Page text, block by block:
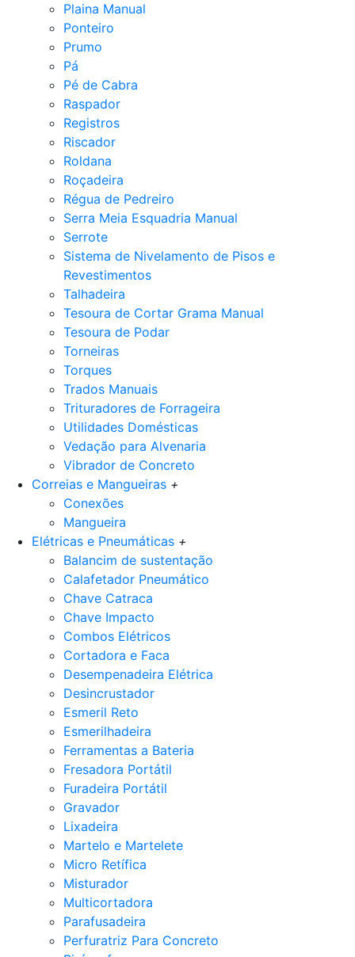
Plaina Manual
Ponteiro
Prumo
Pá
Pé de Cabra
Raspador
Registros
Riscador
Roldana
Roçadeira
Régua de Pedreiro
Serra Meia Esquadria Manual
Serrote
Sistema de Nivelamento de Pisos e
Revestimentos
Talhadeira
Tesoura de Cortar Grama Manual
Tesoura de Podar
Torneiras
Torques
Trados Manuais
Trituradores de Forrageira
Utilidades Domésticas
Vedação para Alvenaria
Vibrador de Concreto
Correias e Mangueiras +
Conexões
Mangueira
Elétricas e Pneumáticas +
Balancim de sustentação
Calafetador Pneumático
Chave Catraca
Chave Impacto
Combos Elétricos
Cortadora e Faca
Desempenadeira Elétrica
Desincrustador
Esmeril Reto
Esmerilhadeira
Ferramentas a Bateria
Fresadora Portátil
Furadeira Portátil
Gravador
Lixadeira
Martelo e Martelete
Micro Retífica
Misturador
Multicortadora
Parafusadeira
Perfuratriz Para Concreto